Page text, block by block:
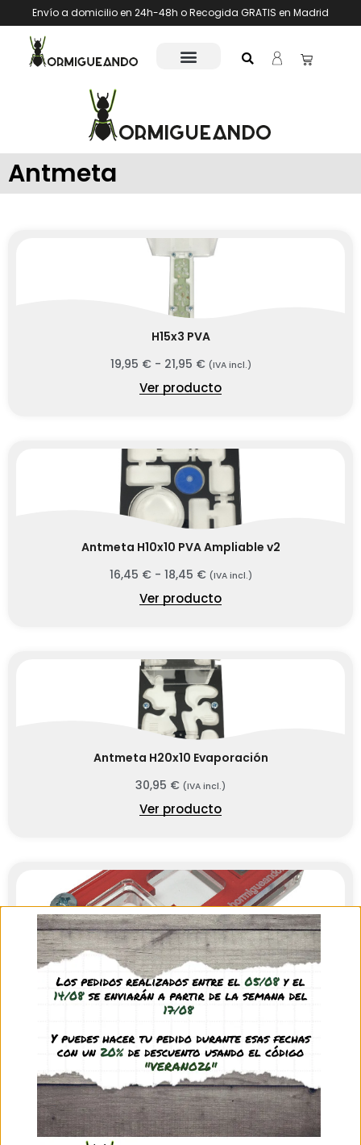
Envío a domicilio en 24h-48h o Recogida GRATIS en Madrid
Antmeta
H15x3 PVA
19,95 € - 21,95 € (IVA incl.)
Ver producto
Antmeta H10x10 PVA Ampliable v2
16,45 € - 18,45 € (IVA incl.)
Ver producto
Antmeta H20x10 Evaporación
30,95 € (IVA incl.)
Ver producto
Antmeta H8x4 PVA
10,45€ - 12,45€ (IVA incl.)
Ver producto